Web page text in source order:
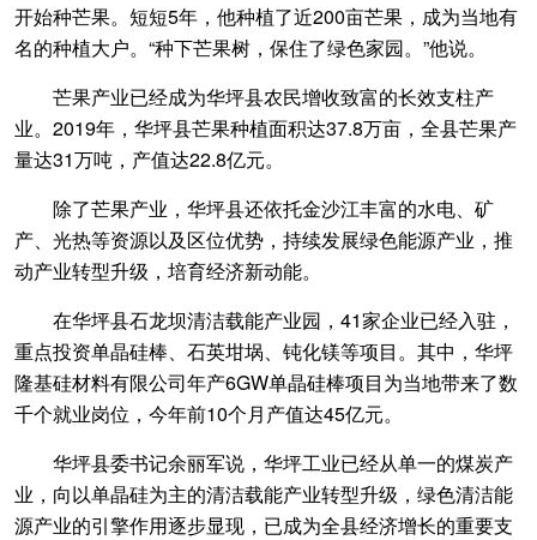
开始种芒果。短短5年，他种植了近200亩芒果，成为当地有
名的种植大户。“种下芒果树，保住了绿色家园。”他说。
芒果产业已经成为华坪县农民增收致富的长效支柱产
业。2019年，华坪县芒果种植面积达37.8万亩，全县芒果产
量达31万吨，产值达22.8亿元。
除了芒果产业，华坪县还依托金沙江丰富的水电、矿
产、光热等资源以及区位优势，持续发展绿色能源产业，推
动产业转型升级，培育经济新动能。
在华坪县石龙坝清洁载能产业园，41家企业已经入驻，
重点投资单晶硅棒、石英坩埚、钝化镁等项目。其中，华坪
隆基硅材料有限公司年产6GW单晶硅棒项目为当地带来了数
千个就业岗位，今年前10个月产值达45亿元。
华坪县委书记余丽军说，华坪工业已经从单一的煤炭产
业，向以单晶硅为主的清洁载能产业转型升级，绿色清洁能
源产业的引擎作用逐步显现，已成为全县经济增长的重要支